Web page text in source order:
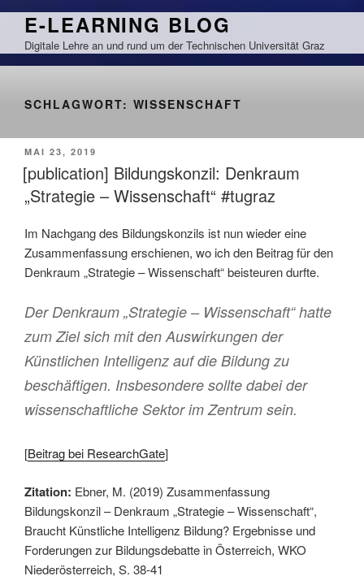
Zum
springen
E-LEARNING BLOG
Digitale Lehre an und rund um der Technischen Universität Graz
SCHLAGWORT: WISSENSCHAFT
VERÖFFENTLICHT
AM
MAI 23, 2019
[publication] Bildungskonzil: Denkraum
„Strategie – Wissenschaft“ #tugraz
Im Nachgang des Bildungskonzils ist nun wieder eine
Zusammenfassung erschienen, wo ich den Beitrag für den
Denkraum „Strategie – Wissenschaft“ beisteuren durfte.
Der Denkraum „Strategie – Wissenschaft“ hatte
zum Ziel sich mit den Auswirkungen der
Künstlichen Intelligenz auf die Bildung zu
beschäftigen. Insbesondere sollte dabei der
wissenschaftliche Sektor im Zentrum sein.
[Beitrag bei ResearchGate]
Zitation: Ebner, M. (2019) Zusammenfassung
Bildungskonzil – Denkraum „Strategie – Wissenschaft“,
Braucht Künstliche Intelligenz Bildung? Ergebnisse und
Forderungen zur Bildungsdebatte in Österreich, WKO
Niederösterreich, S. 38-41